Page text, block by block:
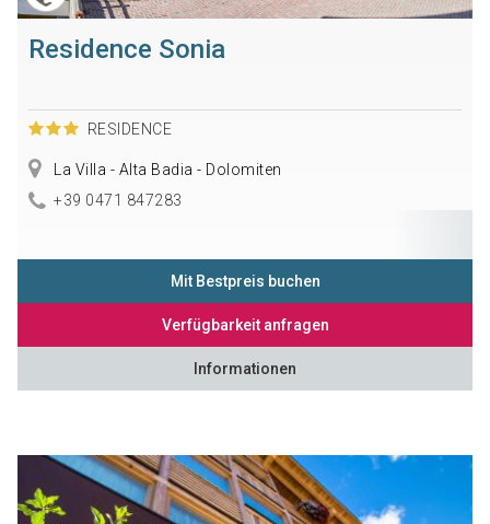
Residence Sonia
RESIDENCE
La Villa - Alta Badia - Dolomiten
+39 0471 847283
Mit Bestpreis buchen
Verfügbarkeit anfragen
Informationen